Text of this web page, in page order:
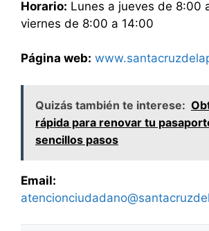
Horario: Lunes a jueves de 8:00
viernes de 8:00 a 14:00
Página web:
Quizás también te interese:
rápida para renovar tu
sencillos pasos
Email: